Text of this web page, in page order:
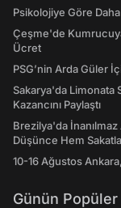
Psikolojiye Göre
Çeşme'de
Ücret
PSG’nin Arda Güler
Sakarya'da Limonata
Kazancını Paylaştı
Brezilya'da İnanılmaz
Düşünce Hem
10-16 Ağustos
Günün Popüler